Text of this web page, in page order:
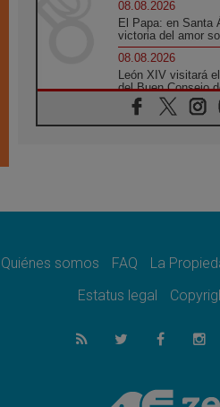
08.08.2026
El Papa: en Santa
victoria del amor
08.08.2026
León XIV visitará
del Buen Consejo
07.08.2026
Filipinas: el
07.08.2026
07.08.2026
muertos en 300
Tagle: La guerra
revelación de Dios
Presentada la
Universidades
Quiénes somos FAQ La
Estatus legal